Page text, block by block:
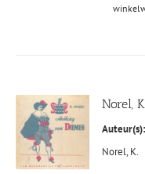
Norel,
Auteur(s):
Norel, K.